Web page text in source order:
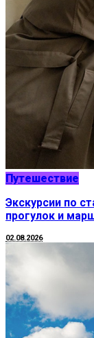
Путешествие
Экскурсии по
прогулок и
02.08.2026